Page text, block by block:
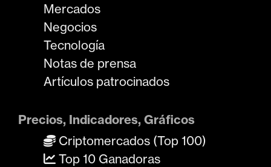
Mercados
Negocios
Tecnología
Notas de prensa
Artículos patrocinados
Precios, Indicadores, Gráficos
Criptomercados (Top 100)
Top 10 Ganadoras